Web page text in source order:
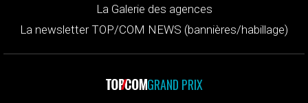
La Galerie des agences
La newsletter TOP/COM NEWS (bannières/habillage)
GRAND PRIX